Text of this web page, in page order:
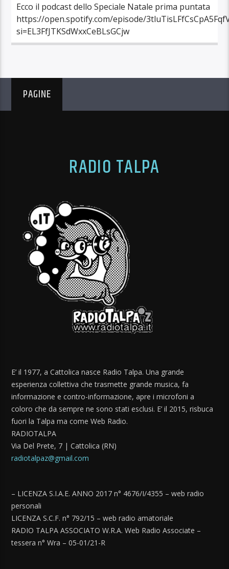
Ecco il podcast dello Speciale Natale prima puntata
https://open.spotify.com/episode/
si=EL3FfJTKSdWxxCeBLsGCjw
PAGINE
RADIO TALPA
E’ il 1977, a Cattolica nasce Radio Talpa. Una grande
esperienza collettiva che trasmette grande musica, fa
informazione e contro-informazione, apre i microfoni a
coloro che da sempre ne sono stati esclusi. E’ il 2015, risbuca
fuori la Talpa ma come Web Radio.
RADIOTALPA
Via Del Prete, 7 | Cattolica (RN)
radiotalpaz@gmail.com
– LICENZA S.I.A.E. ANNO 2017 n° 4676/I/4355 – web radio
personali
LICENZA S.C.F. n° 792/15 – web radio amatoriale
RADIO TALPA ASSOCIATO W.R.A. Web Radio Associate –
tessera n° Wra – 05-01/21-R